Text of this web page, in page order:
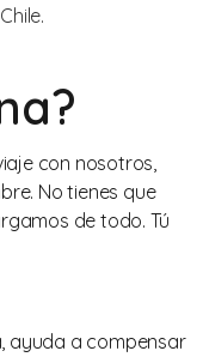
con nosotros,
No tienes que
de todo. Tú
ayuda a compensar